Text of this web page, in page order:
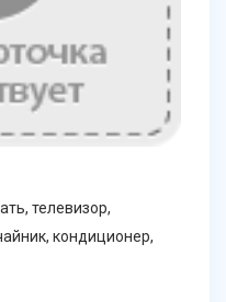
телевизор,
кондиционер,